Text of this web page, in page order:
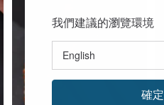
我們建議的瀏覽環境
確定